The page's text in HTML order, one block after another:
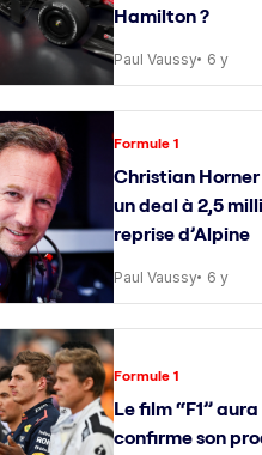
Hamilton ?
Paul Vaussy 6 y
Formule 1
Christian Horner
un deal à 2,5
reprise d’Alpine
Paul Vaussy 6 y
Formule 1
Le film “F1”
confirme son